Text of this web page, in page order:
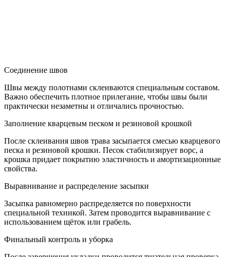
Соединение швов
Швы между полотнами склеиваются специальным составом.
Важно обеспечить плотное прилегание, чтобы швы были
практически незаметны и отличались прочностью.
Заполнение кварцевым песком и резиновой крошкой
После склеивания швов трава засыпается смесью кварцевого
песка и резиновой крошки. Песок стабилизирует ворс, а
крошка придает покрытию эластичность и амортизационные
свойства.
Выравнивание и распределение засыпки
Засыпка равномерно распределяется по поверхности
специальной техникой. Затем проводится выравнивание с
использованием щёток или грабель.
Финальный контроль и уборка